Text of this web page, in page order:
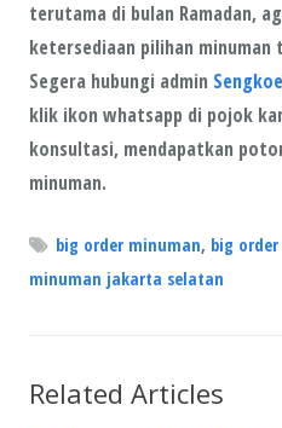
terutama di bulan Ramadan,
ketersediaan pilihan
Segera hubungi admin
klik ikon whatsapp di pojok
konsultasi, mendapatkan
minuman.
big order minuman, big
minuman jakarta selatan
Related Articles